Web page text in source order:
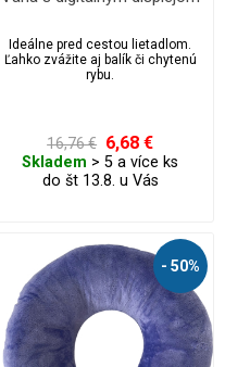
Ideálne pred cestou lietadlom.
Ľahko zvážite aj balík či chytenú
rybu.
16,76 € 6,68 €
Skladem > 5 a více ks
do št 13.8. u Vás
- 50%